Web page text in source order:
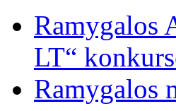
Ramygalos
LT“
Ramygalos